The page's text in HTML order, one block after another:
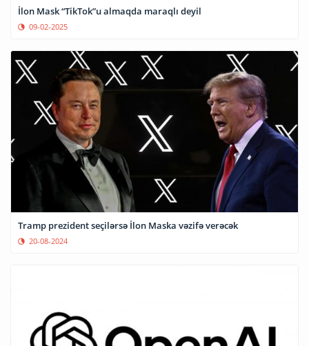
İlon Mask “TikTok”u almaqda maraqlı deyil
09-02-2025
Tramp prezident seçilərsə İlon Maska vəzifə verəcək
20-08-2024